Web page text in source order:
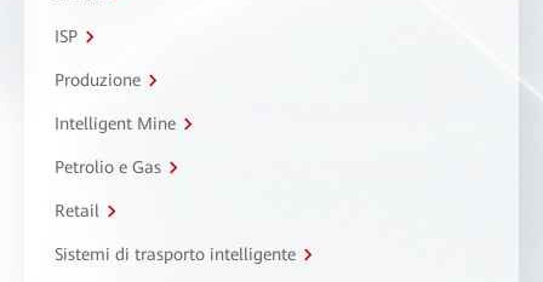
ISP
Produzione
Intelligent Mine
Petrolio e Gas
Retail
Sistemi di trasporto intelligente